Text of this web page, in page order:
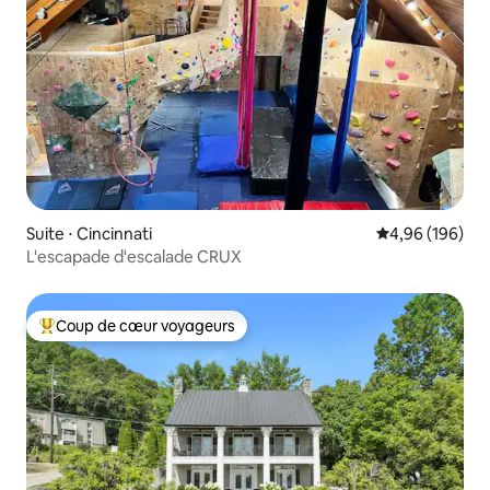
Suite ⋅ Cincinnati Évaluation
4,96 (196)
L'escapade d'escalade CRUX
Coups de cœur voyageurs les plus appréciés
Coup de cœur voyageurs